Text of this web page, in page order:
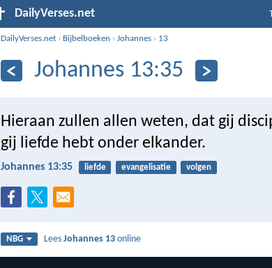
DailyVerses.net
DailyVerses.net › Bijbelboeken ›Johannes › 13
Johannes 13:35
Hieraan zullen allen weten, dat gij
gij liefde hebt onder elkander.
Johannes 13:35 liefde evangelisatie volgen
NBG LeesJohannes 13 online